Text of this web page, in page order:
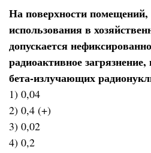
На поверхности
использования в
допускается
радиоактивное
бета-излучающих
1) 0,04
2) 0,4 (+)
3) 0,02
4) 0,2